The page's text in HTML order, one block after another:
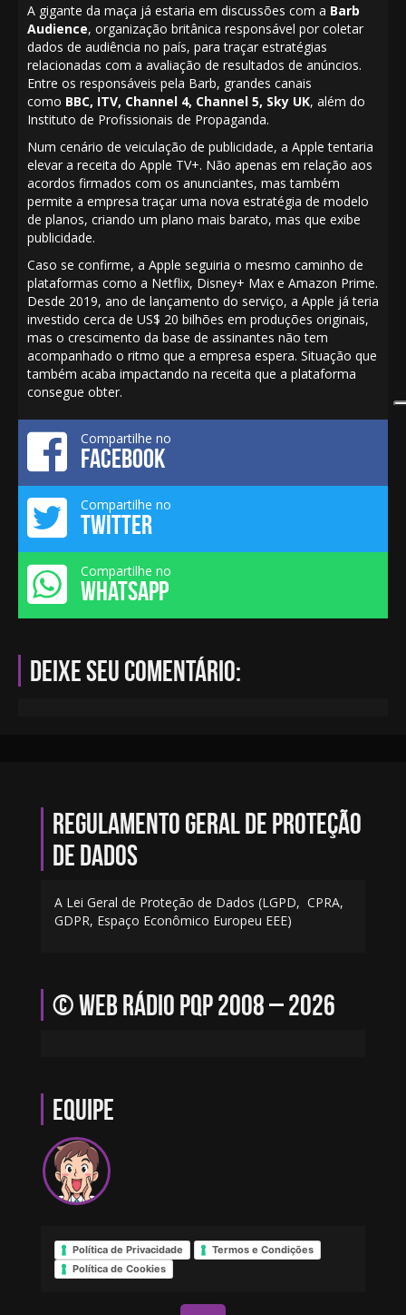
A gigante da maça já estaria em discussões com a Barb
Audience, organização britânica responsável por coletar
dados de audiência no país, para traçar estratégias
relacionadas com a avaliação de resultados de anúncios.
Entre os responsáveis pela Barb, grandes canais
como BBC, ITV, Channel 4, Channel 5, Sky UK, além do
Instituto de Profissionais de Propaganda.
Num cenário de veiculação de publicidade, a Apple tentaria
elevar a receita do Apple TV+. Não apenas em relação aos
acordos firmados com os anunciantes, mas também
permite a empresa traçar uma nova estratégia de modelo
de planos, criando um plano mais barato, mas que exibe
publicidade.
Caso se confirme, a Apple seguiria o mesmo caminho de
plataformas como a Netflix, Disney+ Max e Amazon Prime.
Desde 2019, ano de lançamento do serviço, a Apple já teria
investido cerca de US$ 20 bilhões em produções originais,
mas o crescimento da base de assinantes não tem
acompanhado o ritmo que a empresa espera. Situação que
também acaba impactando na receita que a plataforma
consegue obter.
Compartilhe no
FACEBOOK
Compartilhe no
TWITTER
Compartilhe no
WHATSAPP
Deixe seu comentário:
Regulamento geral de proteção
de dados
A Lei Geral de Proteção de Dados (LGPD, CPRA,
GDPR, Espaço Econômico Europeu EEE)
© Web Rádio PQP 2008 – 2026
Equipe
Política de Privacidade
Termos e Condições
Política de Cookies